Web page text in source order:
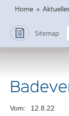
Home »
Sitemap
Vom: 12.8.22